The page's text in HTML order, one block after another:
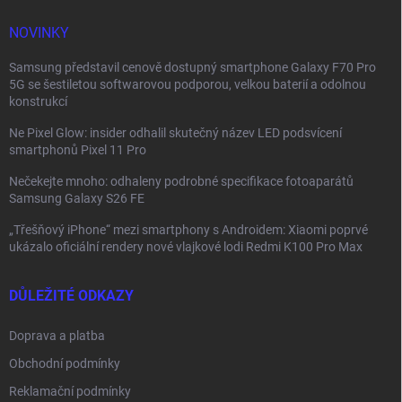
NOVINKY
Samsung představil cenově dostupný smartphone Galaxy F70 Pro
5G se šestiletou softwarovou podporou, velkou baterií a odolnou
konstrukcí
Ne Pixel Glow: insider odhalil skutečný název LED podsvícení
smartphonů Pixel 11 Pro
Nečekejte mnoho: odhaleny podrobné specifikace fotoaparátů
Samsung Galaxy S26 FE
„Třešňový iPhone“ mezi smartphony s Androidem: Xiaomi poprvé
ukázalo oficiální rendery nové vlajkové lodi Redmi K100 Pro Max
DŮLEŽITÉ ODKAZY
Doprava a platba
Obchodní podmínky
Reklamační podmínky